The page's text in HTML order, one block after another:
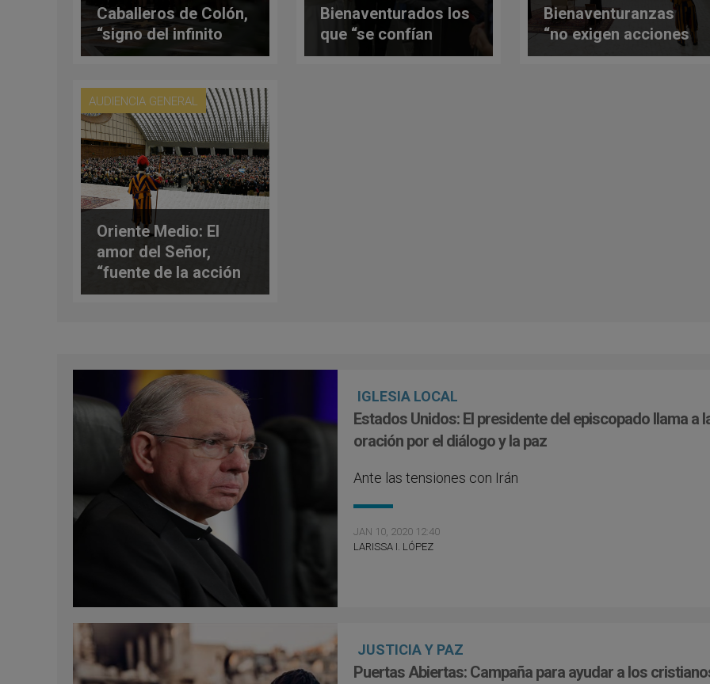
Caballeros de Colón,
“signo del infinito
amor de Dios”
Bienaventurados los
que “se confían
totalmente a Dios”
Bienaventuranzas
“no exigen acciones
sobrehumanas”
AUDIENCIA GENERAL
Oriente Medio: El
amor del Señor,
“fuente de la acción
evangelizadora”
IGLESIA LOCAL
Estados Unidos: El presidente del episcopado llama a
oración por el diálogo y la paz
Ante las tensiones con Irán
JAN 10, 2020 12:40
LARISSA I. LÓPEZ
JUSTICIA Y PAZ
Puertas Abiertas: Campaña para ayudar a los